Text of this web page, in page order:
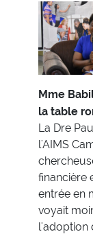
Mme
la table
La Dre
l'AIMS
financière
entrée en
voyait
l'adoption